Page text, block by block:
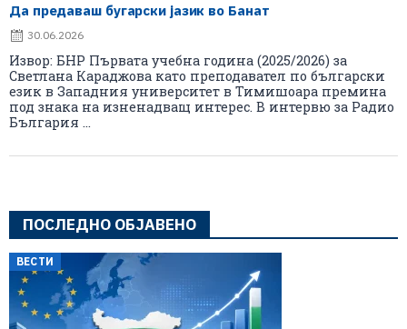
Да предаваш бугарски јазик во Банат
30.06.2026
Извор: БНР Първата учебна година (2025/2026) за
Светлана Караджова като преподавател по български
език в Западния университет в Тимишоара премина
под знака на изненадващ интерес. В интервю за Радио
България ...
ПОСЛЕДНО ОБЈАВЕНО
ВЕСТИ